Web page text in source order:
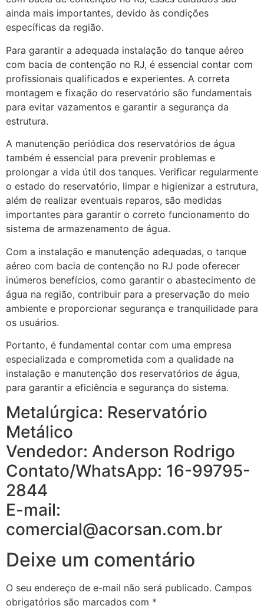
ainda mais importantes, devido às condições
específicas da região.
Para garantir a adequada instalação do tanque aéreo
com bacia de contenção no RJ, é essencial contar com
profissionais qualificados e experientes. A correta
montagem e fixação do reservatório são fundamentais
para evitar vazamentos e garantir a segurança da
estrutura.
A manutenção periódica dos reservatórios de água
também é essencial para prevenir problemas e
prolongar a vida útil dos tanques. Verificar regularmente
o estado do reservatório, limpar e higienizar a estrutura,
além de realizar eventuais reparos, são medidas
importantes para garantir o correto funcionamento do
sistema de armazenamento de água.
Com a instalação e manutenção adequadas, o tanque
aéreo com bacia de contenção no RJ pode oferecer
inúmeros benefícios, como garantir o abastecimento de
água na região, contribuir para a preservação do meio
ambiente e proporcionar segurança e tranquilidade para
os usuários.
Portanto, é fundamental contar com uma empresa
especializada e comprometida com a qualidade na
instalação e manutenção dos reservatórios de água,
para garantir a eficiência e segurança do sistema.
Metalúrgica: Reservatório
Metálico
Vendedor: Anderson Rodrigo
Contato/WhatsApp: 16-99795-
2844
E-mail:
comercial@acorsan.com.br
Deixe um comentário
O seu endereço de e-mail não será publicado. Campos
obrigatórios são marcados com *